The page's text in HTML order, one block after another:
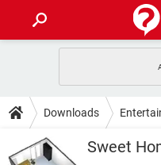
INSTAGRAM
NETFLIX
HOW-TO
VIDEOBELLEN
INSTAGRAM
DOWNLOADS
Downloads
Sweet